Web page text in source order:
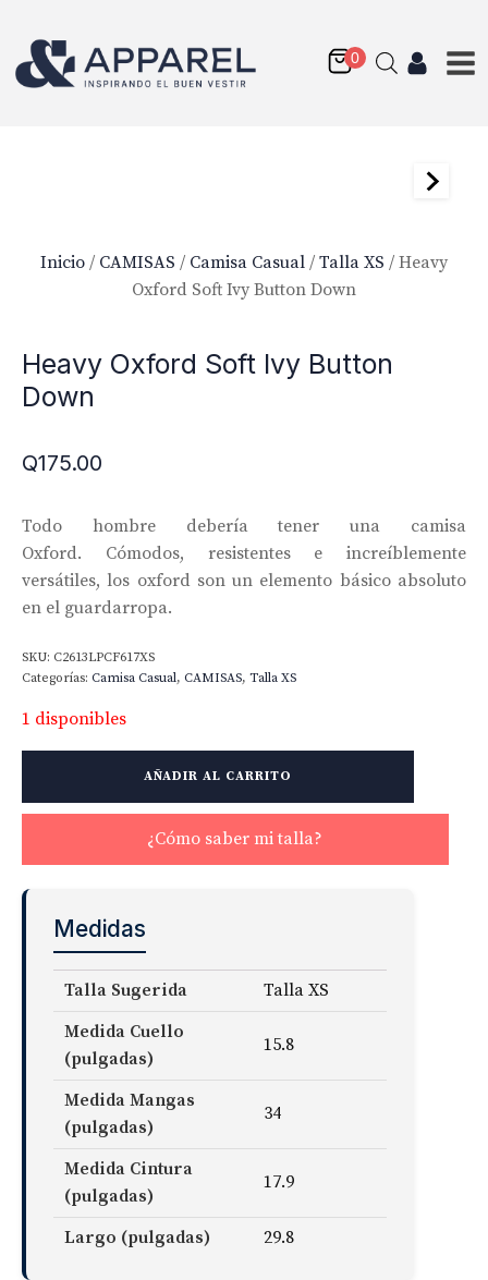
Inicio / CAMISAS / Camisa Casual / Talla XS / Heavy
Oxford Soft Ivy Button Down
Heavy Oxford Soft Ivy Button
Down
Q175.00
Todo hombre debería tener una camisa
Oxford. Cómodos, resistentes e increíblemente
versátiles, los oxford son un elemento básico absoluto
en el guardarropa.
SKU: C2613LPCF617XS
Categorías: Camisa Casual, CAMISAS, Talla XS
1 disponibles
Soft
cantidad
AÑADIR AL CARRITO
¿Cómo saber mi talla?
Medidas
Talla Sugerida
Talla XS
Medida Cuello
(pulgadas)
15.8
Medida Mangas
(pulgadas)
34
Medida Cintura
(pulgadas)
17.9
Largo (pulgadas) 29.8